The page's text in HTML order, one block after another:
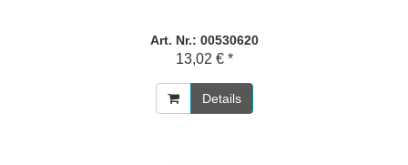
Art. Nr.: 00530620
13,02 € *
Details